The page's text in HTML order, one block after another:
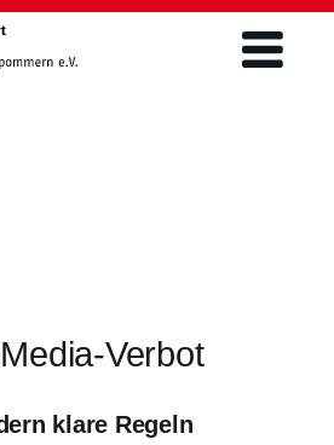
werden
Presse
Verbot
klare Regeln